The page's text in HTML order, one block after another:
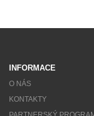
INFORMACE
O NÁS
KONTAKTY